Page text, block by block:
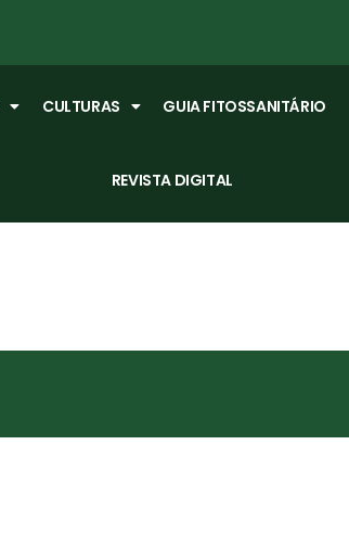
CULTURAS GUIA FITOSSANITÁRIO
REVISTA DIGITAL